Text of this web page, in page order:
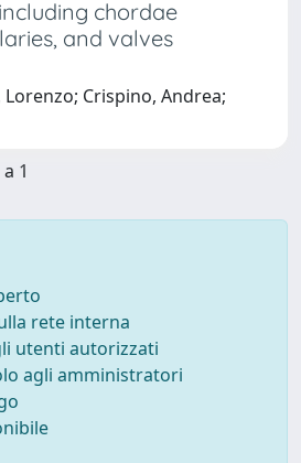
chordae
and valves
Lorenzo; Crispino, Andrea;
1
rete interna
utenti autorizzati
agli amministratori